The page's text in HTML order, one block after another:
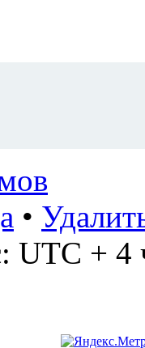
•
UTC + 4